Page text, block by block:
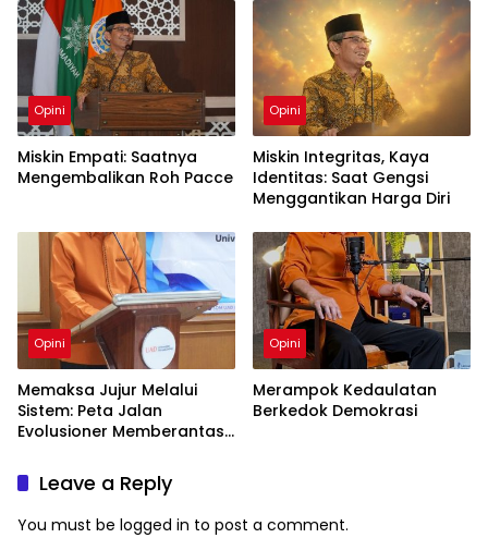
Opini
Miskin Empati: Saatnya
Mengembalikan Roh Pacce
Opini
Miskin Integritas, Kaya
Identitas: Saat Gengsi
Menggantikan Harga Diri
Opini
Memaksa Jujur Melalui
Sistem: Peta Jalan
Evolusioner Memberantas
Opini
Merampok Kedaulatan
Berkedok Demokrasi
Leave a Reply
You must be logged in to post a comment.